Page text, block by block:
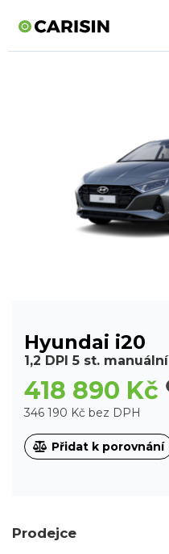
Hyundai i20
1,2 DPI 5 st. manuální
418 890 Kč
346 190 Kč bez DPH
Přidat k porovnání
Prodejce